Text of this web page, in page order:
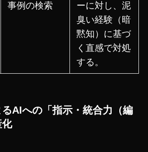
事例の検索
ーに対し、泥
臭い経験（暗
黙知）に基づ
く直感で対処
する。
AIへの「指示・統合力（編
化